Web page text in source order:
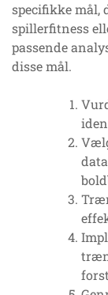
specifikke mål,
spillerfitness
passende
disse mål.